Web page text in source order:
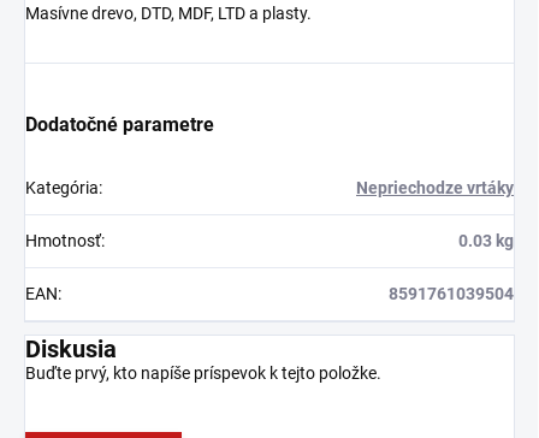
Masívne drevo, DTD, MDF, LTD a plasty.
Dodatočné parametre
Kategória: Nepriechodze vrtáky
Hmotnosť: 0.03 kg
EAN: 8591761039504
Diskusia
Buďte prvý, kto napíše príspevok k tejto položke.